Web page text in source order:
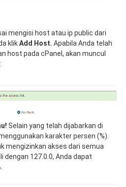
mengisi host atau ip public dari
klikAdd Host. Apabila Anda telah
host pada cPanel, akan muncul
Selain yang telah dijabarkan di
karakter persen (%).
mengizinkan akses dari semua
dengan 127.0.0, Anda dapat